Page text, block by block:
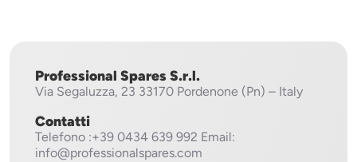
Professional Spares S.r.l.
Via Segaluzza, 23 33170 Pordenone (Pn) – Italy
Contatti
Telefono :+39 0434 639 992 Email:
info@professionalspares.com